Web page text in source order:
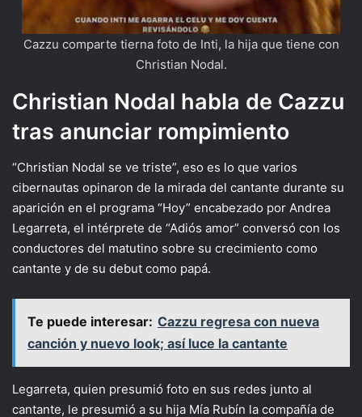
Cazzu comparte tierna foto de Inti, la hija que tiene con
Christian Nodal.
Christian Nodal habla de Cazzu
tras anunciar rompimiento
“Christian Nodal se ve triste”, eso es lo que varios
cibernautas opinaron de la mirada del cantante durante su
aparición en el programa “Hoy” encabezado por Andrea
Legarreta, el intérprete de “Adiós amor” conversó con los
conductores del matutino sobre su crecimiento como
cantante y de su debut como papá.
Te puede interesar: Cazzu regresa con nueva
canción y nuevo look; así luce la cantante
Legarreta, quien presumió foto en sus redes junto al
cantante, le presumió a su hija Mía Rubín la compañía de